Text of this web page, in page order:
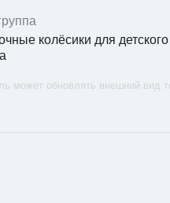
колёсики для детского
может обновлять внешний вид